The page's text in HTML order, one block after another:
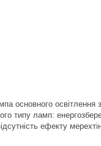
основного освітлення
типу ламп:
ефекту